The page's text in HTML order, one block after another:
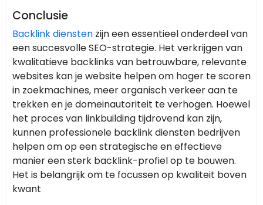
Conclusie
Backlink diensten zijn een essentieel onderdeel van
een succesvolle SEO-strategie. Het verkrijgen van
kwalitatieve backlinks van betrouwbare, relevante
websites kan je website helpen om hoger te scoren
in zoekmachines, meer organisch verkeer aan te
trekken en je domeinautoriteit te verhogen. Hoewel
het proces van linkbuilding tijdrovend kan zijn,
kunnen professionele backlink diensten bedrijven
helpen om op een strategische en effectieve
manier een sterk backlink-profiel op te bouwen.
Het is belangrijk om te focussen op kwaliteit boven
kwant